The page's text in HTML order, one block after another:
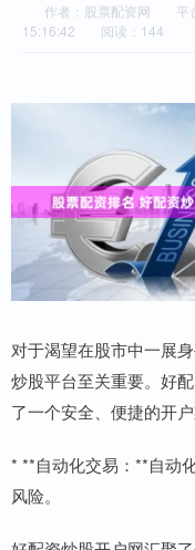
作者：股票配资网 平
15:16:42
阅读：144
对于渴望在股市中一展
炒股平台至关重要。好
了一个安全、便捷的开户
* **自动化交易：**自动
风险。